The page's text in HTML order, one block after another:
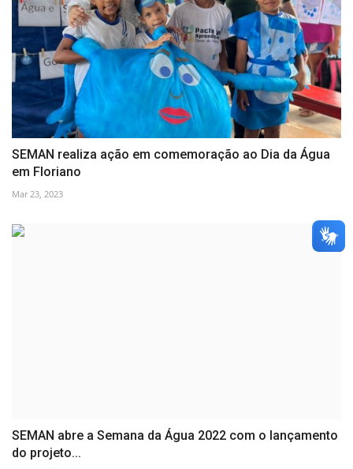
SEMAN realiza ação em comemoração ao Dia da Água
em Floriano
Mar 23, 2023
SEMAN abre a Semana da Água 2022 com o lançamento
do projeto...